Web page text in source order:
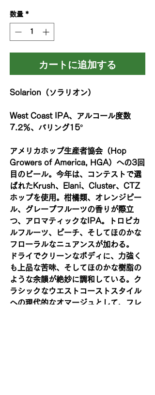
数量 *
カートに追加する
Solarion（ソラリオン）
West Coast IPA、アルコール度数
7.2％、バリング15°
アメリカホップ生産者協会（Hop
Growers of America, HGA）への3回
目のビール。今年は、コンテストで選
ばれたKrush、Elani、Cluster、CTZ
ホップを使用。柑橘類、オレンジピー
ル、グレープフルーツの香りが際立
つ、アロマティックなIPA。トロピカ
ルフルーツ、ピーチ、そしてほのかな
フローラルなニュアンスが加わる。
ドライでクリーンなボディに、力強く
も上品な苦味、そしてほのかな樹脂の
ような余韻が絶妙に調和している。ク
ラシックなウエストコーストスタイル
への現代的なオマージュとして、フレ